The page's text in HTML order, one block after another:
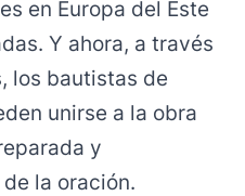
en Europa del Este
Y ahora, a través
los bautistas de
unirse a la obra
y
la oración.